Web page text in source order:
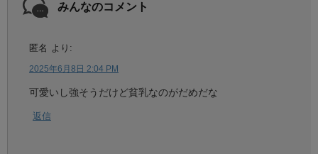
みんなのコメント
匿名 より:
2025年6月8日 2:04 PM
可愛いし強そうだけど貧乳なのがだめだな
返信